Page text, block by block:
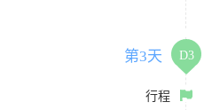
第3天 D3
行程